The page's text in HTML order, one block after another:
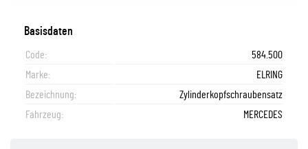
Basisdaten
Code:
584.500
Marke:
ELRING
Bezeichnung:
Zylinderkopfschraubensatz
Fahrzeug:
MERCEDES